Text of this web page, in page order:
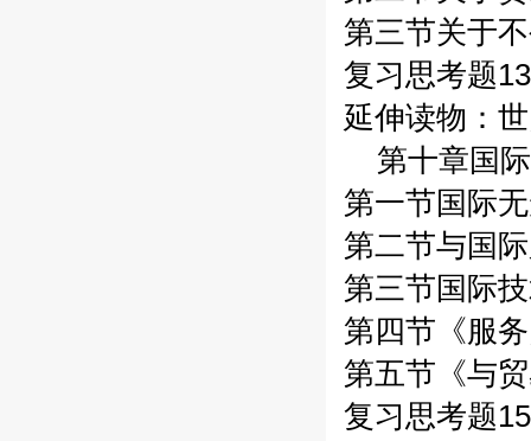
第三节关于
复习思考题
延伸读物：
第十章国
第一节国际
第二节与国
第三节国际
第四节《服
第五节《与
复习思考题